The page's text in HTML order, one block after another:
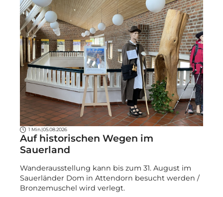
1 Min. |05.08.2026
Auf historischen Wegen im
Sauerland
Wanderausstellung kann bis zum 31. August im
Sauerländer Dom in Attendorn besucht werden /
Bronzemuschel wird verlegt.